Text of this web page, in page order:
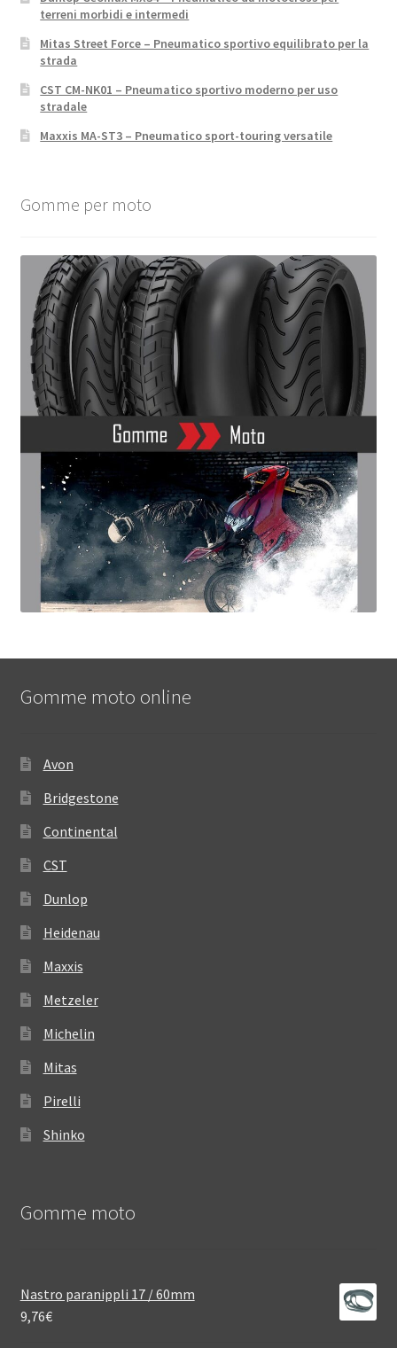
terreni morbidi e intermedi
Mitas Street Force – Pneumatico sportivo equilibrato per la
strada
CST CM-NK01 – Pneumatico sportivo moderno per uso
stradale
Maxxis MA-ST3 – Pneumatico sport-touring versatile
Gomme per moto
Gomme moto online
Avon
Bridgestone
Continental
CST
Dunlop
Heidenau
Maxxis
Metzeler
Michelin
Mitas
Pirelli
Shinko
Gomme moto
Nastro paranippli 17 / 60mm
9,76€